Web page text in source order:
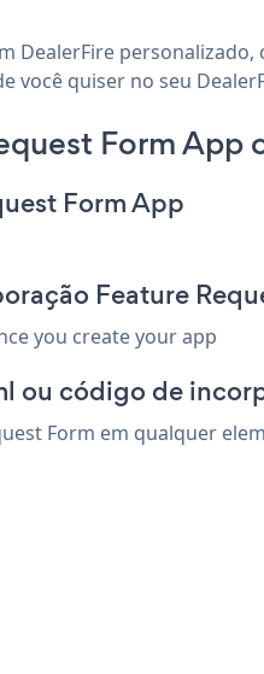
DealerFire
você quiser no seu
Form App
Form App
Feature
you create your app
ou código de
Form em qualquer